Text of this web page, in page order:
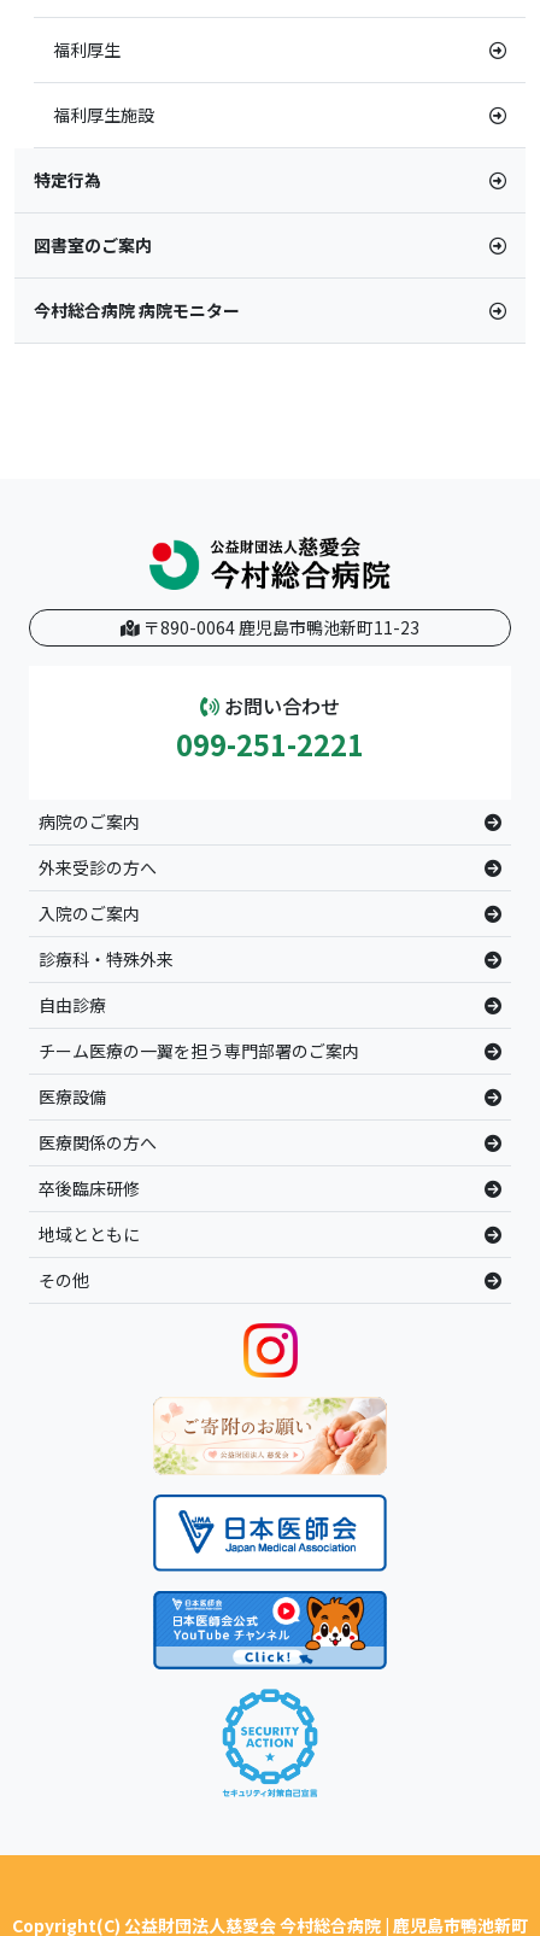
福利厚生
福利厚生施設
特定行為
図書室のご案内
今村総合病院 病院モニター
〒890-0064 鹿児島市鴨池新町11-23
お問い合わせ
099-251-2221
病院のご案内
外来受診の方へ
入院のご案内
診療科・特殊外来
自由診療
チーム医療の一翼を担う専門部署のご案内
医療設備
医療関係の方へ
卒後臨床研修
地域とともに
その他
Copyright(C) 公益財団法人慈愛会 今村総合病院 | 鹿児島市鴨池新町